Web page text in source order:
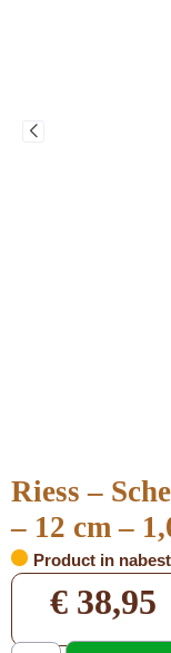
Riess –
– 12 cm –
Product in
€ 38,95